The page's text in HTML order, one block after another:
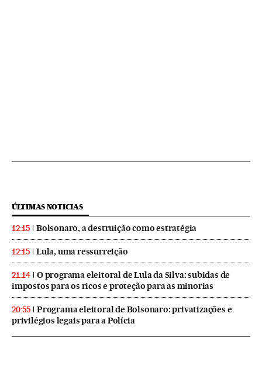
ÚLTIMAS NOTICIAS
12:15 Bolsonaro, a destruição como estratégia
12:15 Lula, uma ressurreição
21:14
O programa eleitoral de Lula da Silva: subidas de
impostos para os ricos e proteção para as minorias
20:55
Programa eleitoral de Bolsonaro: privatizações e
privilégios legais para a Polícia